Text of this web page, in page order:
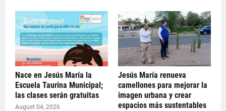
Nace en Jesús María la
Escuela Taurina Municipal;
las clases serán gratuitas
August 04, 2026
Jesús María renueva
camellones para mejorar la
imagen urbana y crear
espacios más sustentables